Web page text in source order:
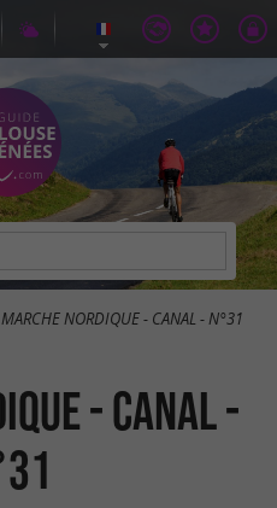
MARCHE NORDIQUE - CANAL - N°31
- CANAL -